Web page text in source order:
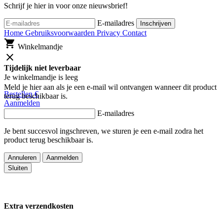
Schrijf je hier in voor onze nieuwsbrief!
E-mailadres Inschrijven
Home Gebruiksvoorwaarden Privacy Contact
shopping_cart Winkelmandje
close
Je winkelmandje is leeg
Bestellen€
Aanmelden
Tijdelijk niet leverbaar
Meld je hier aan als je een e-mail wil ontvangen wanneer dit product
terug beschikbaar is.
E-mailadres
Je bent succesvol ingschreven, we sturen je een e-mail zodra het
product terug beschikbaar is.
Annuleren
Aanmelden
Sluiten
Extra verzendkosten